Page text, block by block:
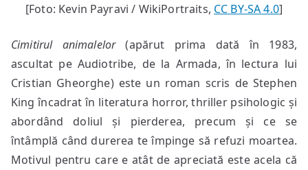
[Foto: Kevin Payravi / WikiPortraits, CC BY-SA 4.0]
Cimitirul animalelor(apărut prima dată în 1983,
ascultat pe Audiotribe, de la Armada, în lectura lui
Cristian Gheorghe) este un roman scris de Stephen
King încadrat în literatura horror, thriller psihologic și
abordând doliul și pierderea, precum și ce se
întâmplă când durerea te împinge să refuzi moartea.
Motivul pentru care e atât de apreciată este acela că